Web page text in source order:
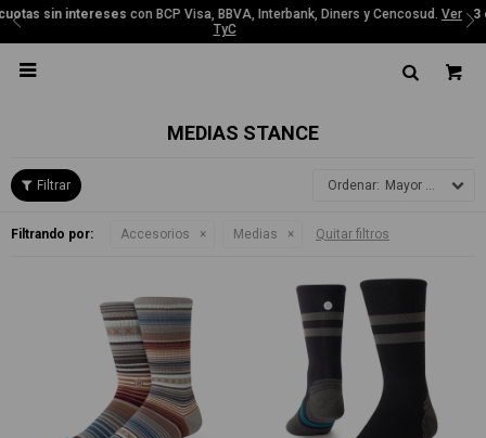
Ver 3 cuotas sin intereses con BCP Visa, BBVA, Interbank, Diners y

MEDIAS STANCE
Mayor precio
Filtrando por: Accesorios Medias Quitar filtros